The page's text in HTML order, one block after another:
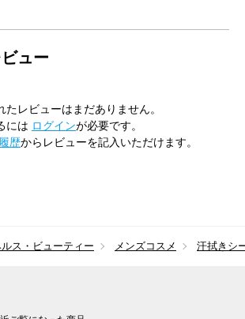
ュー
たレビューはまだありません。
には ログインが必要です。
歴からレビューを記入いただけます。
ス・ビューティー メンズコスメ 汗拭きシ